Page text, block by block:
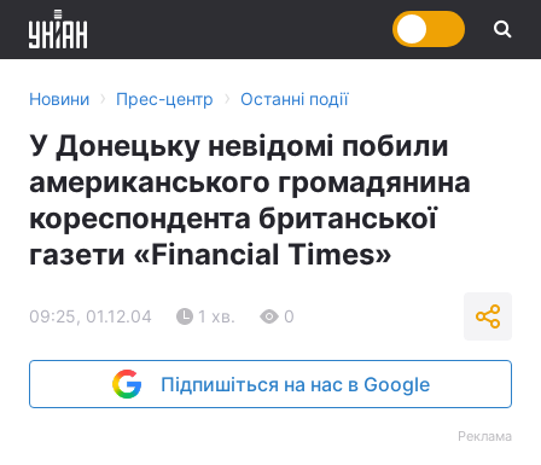
Новини › Прес-центр › Останні події
У Донецьку невідомі побили
американського громадянина
кореспондента британської
газети «Financial Times»
09:25, 01.12.04 1 хв. 0
Підпишіться на нас в Google
Реклама